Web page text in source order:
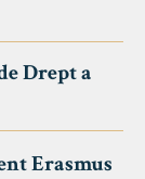
Drept a
Erasmus